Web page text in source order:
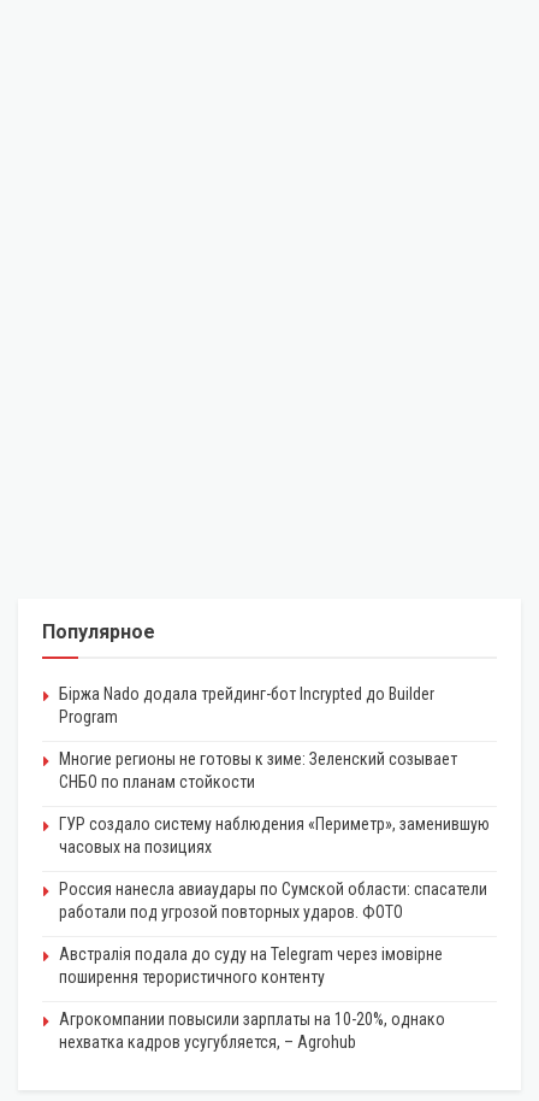
Популярное
Біржа Nado додала трейдинг-бот Incrypted до Builder
Program
Многие регионы не готовы к зиме: Зеленский созывает
СНБО по планам стойкости
ГУР создало систему наблюдения «Периметр», заменившую
часовых на позициях
Россия нанесла авиаудары по Сумской области: спасатели
работали под угрозой повторных ударов. ФОТО
Австралія подала до суду на Telegram через імовірне
поширення терористичного контенту
Агрокомпании повысили зарплаты на 10-20%, однако
нехватка кадров усугубляется, – Agrohub